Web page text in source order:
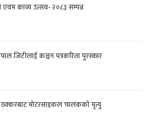
एवम काव्य उत्सव- २०८३ सम्पन्न
जिटीलाई कञ्चन पत्रकरिता पुरस्कार
मोटरसाइकल चालकको मृत्यु